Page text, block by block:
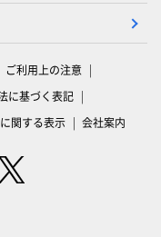
ご利用上の注意
に基づく表記
関する表示 会社案内